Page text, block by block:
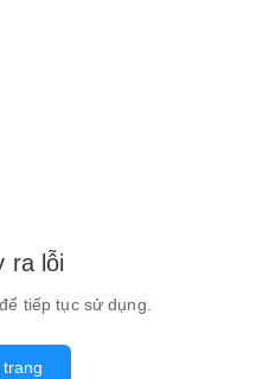
ra lỗi
tiếp tục sử dụng.